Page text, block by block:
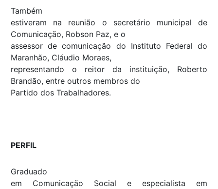
Também
estiveram na reunião o secretário municipal de
Comunicação, Robson Paz, e o
assessor de comunicação do Instituto Federal do
Maranhão, Cláudio Moraes,
representando o reitor da instituição, Roberto
Brandão, entre outros membros do
Partido dos Trabalhadores.
PERFIL
Graduado
em Comunicação Social e especialista em